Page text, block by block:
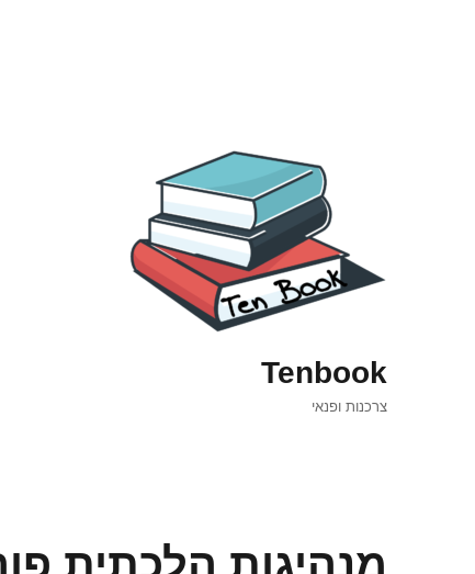
Tenbook
צרכנות ופנאי